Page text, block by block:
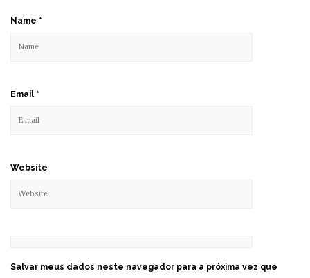
Name *
Email *
Website
Salvar meus dados neste navegador para a próxima vez que